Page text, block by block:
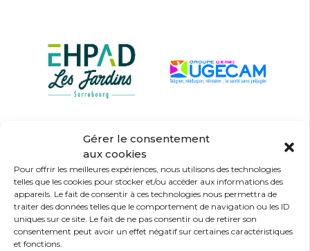
Gérer le consentement
aux cookies
Pour offrir les meilleures expériences, nous utilisons des technologies
telles que les cookies pour stocker et/ou accéder aux informations des
appareils. Le fait de consentir à ces technologies nous permettra de
traiter des données telles que le comportement de navigation ou les ID
uniques sur ce site. Le fait de ne pas consentir ou de retirer son
consentement peut avoir un effet négatif sur certaines caractéristiques
et fonctions.